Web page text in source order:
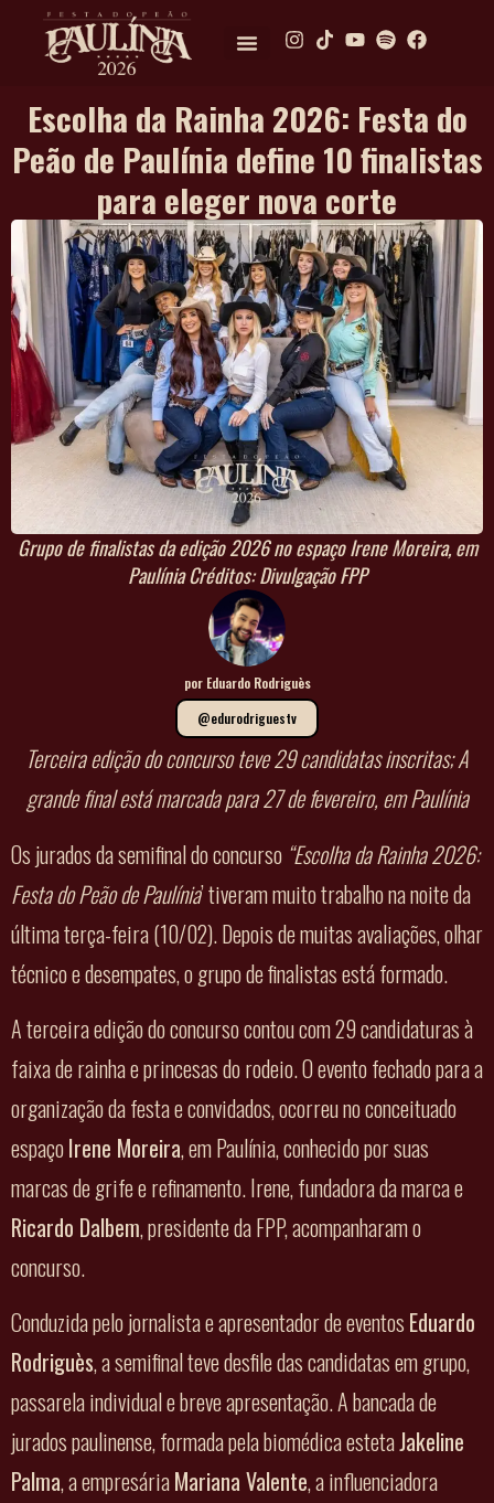
Escolha da Rainha 2026: Festa do
Peão de Paulínia define 10 finalistas
para eleger nova corte
Grupo de finalistas da edição 2026 no espaço Irene Moreira, em
Paulínia Créditos: Divulgação FPP
por Eduardo Rodriguès
@edurodriguestv
Terceira edição do concurso teve 29 candidatas inscritas; A
grande final está marcada para 27 de fevereiro, em Paulínia
Os jurados da semifinal do concurso “Escolha da Rainha 2026:
Festa do Peão de Paulínia’ tiveram muito trabalho na noite da
última terça-feira (10/02). Depois de muitas avaliações, olhar
técnico e desempates, o grupo de finalistas está formado.
A terceira edição do concurso contou com 29 candidaturas à
faixa de rainha e princesas do rodeio. O evento fechado para a
organização da festa e convidados, ocorreu no conceituado
espaçoIrene Moreira, em Paulínia, conhecido por suas
marcas de grife e refinamento. Irene, fundadora da marca e
Ricardo Dalbem, presidente da FPP, acompanharam o
concurso.
Conduzida pelo jornalista e apresentador de eventos Eduardo
Rodriguès, a semifinal teve desfile das candidatas em grupo,
passarela individual e breve apresentação. A bancada de
jurados paulinense, formada pela biomédica estetaJakeline
Palma, a empresáriaMariana Valente, a influenciadora